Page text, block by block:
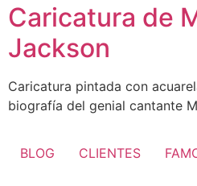
Caricatura de
Jackson
Caricatura pintada con
biografía del genial cantante
BLOG CLIENTES